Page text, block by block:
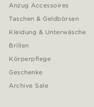
Anzug Accessoires
Taschen & Geldbörsen
Kleidung & Unterwäsche
Brillen
Körperpflege
Geschenke
Archive Sale